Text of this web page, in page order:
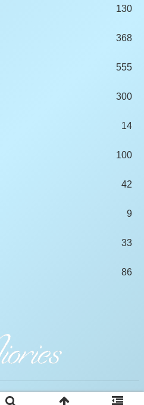
130
368
555
300
14
100
42
9
33
86